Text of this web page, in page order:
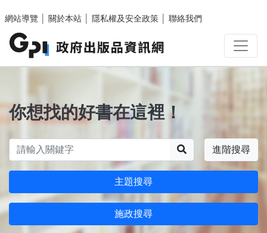
網站導覽
關於本站 隱私權及安全政策 聯絡我們
你想找的好書在這裡！
進階搜尋
主題搜尋
施政搜尋